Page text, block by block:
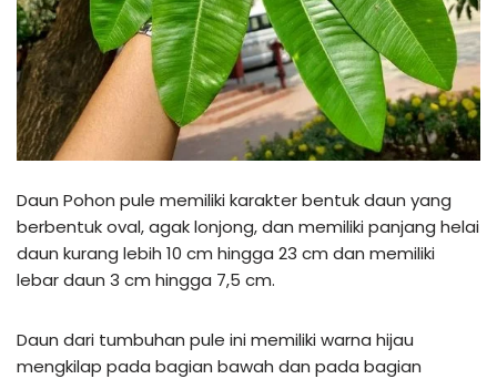
Daun Pohon pule memiliki karakter bentuk daun yang
berbentuk oval, agak lonjong, dan memiliki panjang helai
daun kurang lebih 10 cm hingga 23 cm dan memiliki
lebar daun 3 cm hingga 7,5 cm.
Daun dari tumbuhan pule ini memiliki warna hijau
mengkilap pada bagian bawah dan pada bagian